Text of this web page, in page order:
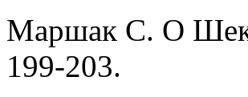
Маршак С. О
199-203.